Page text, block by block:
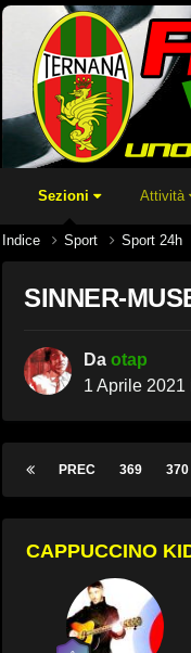
Sezioni Attività
Indice Sport Sport 24h
SINNER-
Da otap
1 Aprile 2021
PREC 369 370
CAPPUCCINO